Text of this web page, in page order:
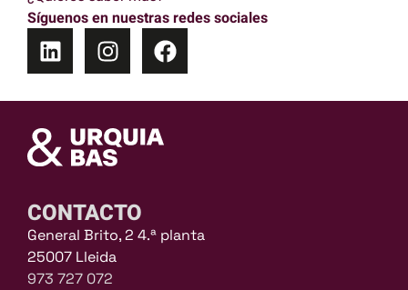
Síguenos en nuestras redes sociales
CONTACTO
General Brito, 2 4.ª planta
25007 Lleida
973 727 072